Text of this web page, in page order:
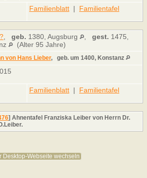
Familienblatt | Familientafel
geb. 1380, Augsburg gest. 1475,
(Alter 95 Jahre)
von Hans Lieber, geb. um 1400, Konstanz
Familienblatt | Familientafel
] Ahnentafel Franziska Leiber von Herrn Dr.
Desktop-Webseite wechseln